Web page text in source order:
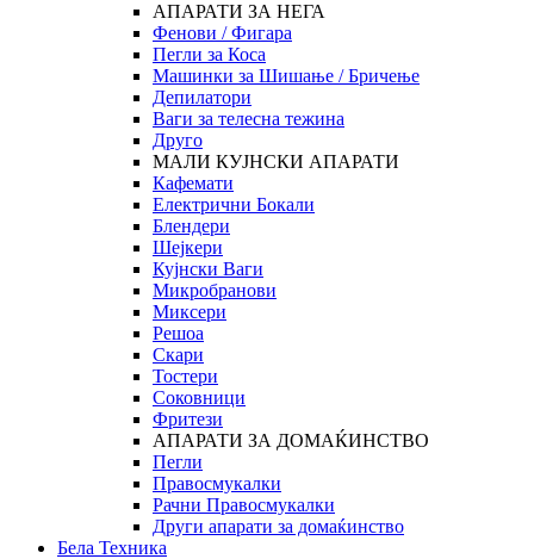
АПАРАТИ ЗА НЕГА
Фенови / Фигара
Пегли за Коса
Машинки за Шишање / Бричење
Депилатори
Ваги за телесна тежина
Друго
МАЛИ КУЈНСКИ АПАРАТИ
Кафемати
Електрични Бокали
Блендери
Шејкери
Кујнски Ваги
Микробранови
Миксери
Решоа
Скари
Тостери
Соковници
Фритези
АПАРАТИ ЗА ДОМАЌИНСТВО
Пегли
Правосмукалки
Рачни Правосмукалки
Други апарати за домаќинство
Бела Техника